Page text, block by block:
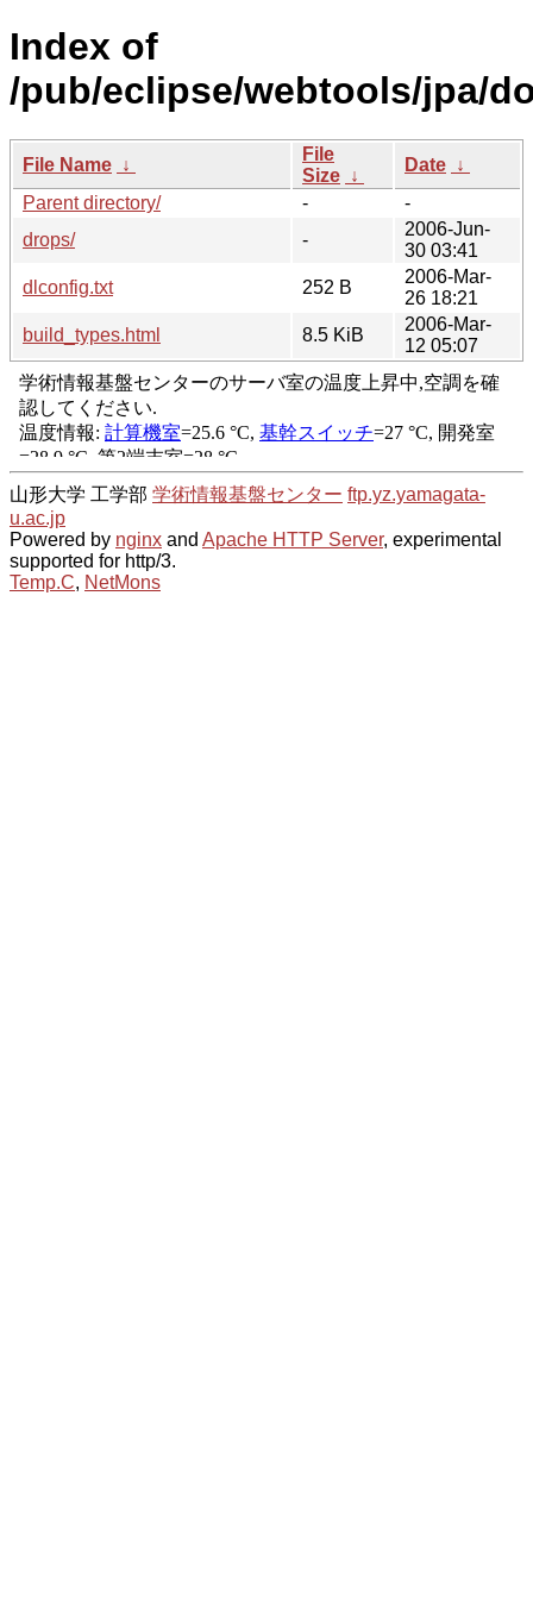
Index of
/pub/eclipse/webtools/jpa/
File Name ↓
File
Size ↓
Date ↓
Parent directory/
-
-
drops/
-
2006-Jun-
30 03:41
dlconfig.txt
252 B
2006-Mar-
26 18:21
build_types.html
8.5 KiB
2006-Mar-
12 05:07
山形大学 工学部 学術情報基盤センター ftp.yz.yamagata-
u.ac.jp
Powered by nginx and Apache HTTP Server, experimental
supported for http/3.
Temp.C, NetMons